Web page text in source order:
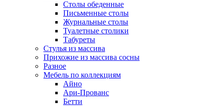
Столы обеденные
Письменные столы
Журнальные столы
Туалетные столики
Табуреты
Стулья из массива
Прихожие из массива сосны
Разное
Мебель по коллекциям
Айно
Ари-Прованс
Бетти